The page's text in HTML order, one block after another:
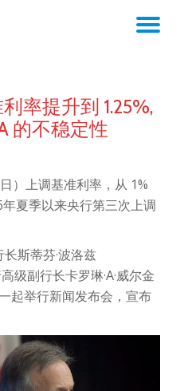
率提升到 1.25%,
的不稳定性
）上调基准利率，从 1%
夏季以来央行第三次上调
斯蒂芬·波洛兹
级副行长卡罗琳·A·威尔金
起举行新闻发布会，宣布